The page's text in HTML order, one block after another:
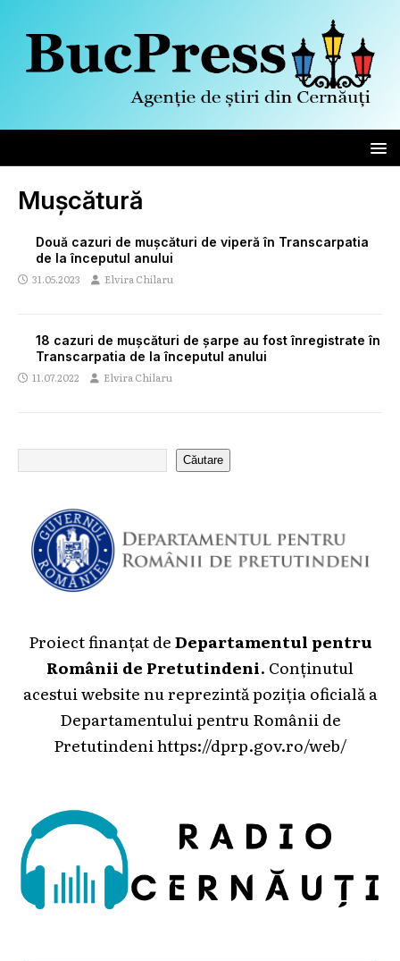
Mușcătură
Două cazuri de mușcături de viperă în Transcarpatia
de la începutul anului
31.05.2023 Elvira Chilaru
18 cazuri de mușcături de șarpe au fost înregistrate în
Transcarpatia de la începutul anului
11.07.2022 Elvira Chilaru
Căutare
Proiect finanțat deDepartamentul pentru
Românii de Pretutindeni. Conținutul
acestui website nu reprezintă poziția oficială a
Departamentului pentru Românii de
Pretutindeni https://dprp.gov.ro/web/